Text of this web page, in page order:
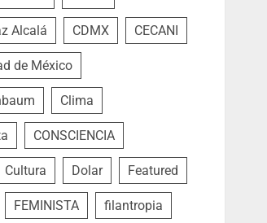
Alcalá CDMX CECANI
de México
Clima
CONSCIENCIA
Cultura Dolar Featured
FEMINISTA filantropia